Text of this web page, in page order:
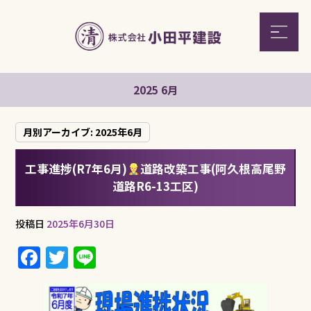
2025 6月
月別アーカイブ: 2025年6月
工事進捗(R7年6月)
道路改築工事(阿久根高尾野
道路R6-13工区)
投稿日 2025年6月30日
F
a
c
T
w
it e